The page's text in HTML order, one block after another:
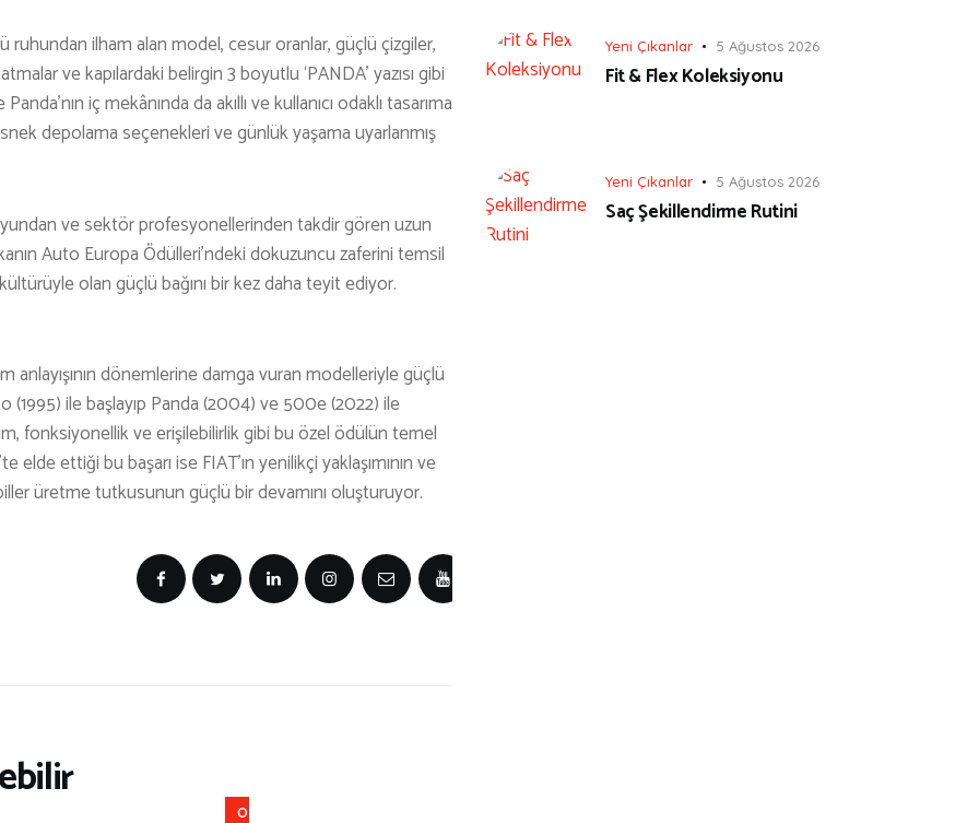
ruhundan ilham alan model, cesur oranlar, güçlü çizgiler,
ve kapılardaki belirgin 3 boyutlu ‘PANDA’ yazısı gibi
iç mekânında da akıllı ve kullanıcı odaklı tasarıma
depolama seçenekleri ve günlük yaşama uyarlanmış
ve sektör profesyonellerinden takdir gören uzun
Auto Europa Ödülleri’ndeki dokuzuncu zaferini temsil
olan güçlü bağını bir kez daha teyit ediyor.
anlayışının dönemlerine damga vuran modelleriyle güçlü
(1995) ile başlayıp Panda (2004) ve 500e (2022) ile
fonksiyonellik ve erişilebilirlik gibi bu özel ödülün temel
elde ettiği bu başarı ise FIAT’ın yenilikçi yaklaşımının ve
üretme tutkusunun güçlü bir devamını oluşturuyor.
O
Yeni Çıkanlar 5 Ağustos 2026
Fit & Flex Koleksiyonu
Yeni Çıkanlar 5 Ağustos 2026
Saç Şekillendirme Rutini